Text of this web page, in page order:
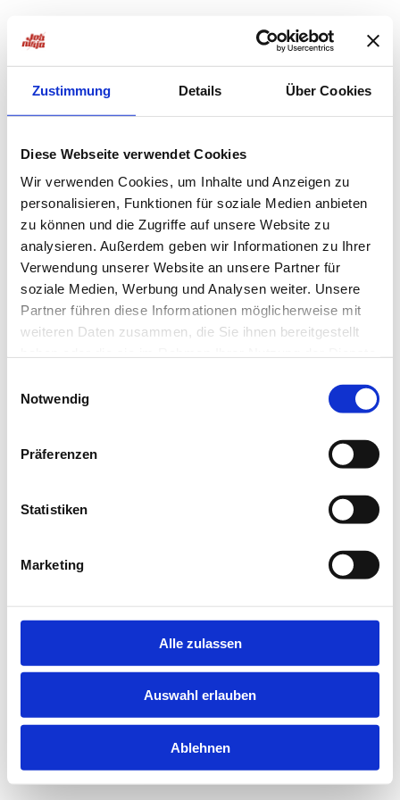
Zustimmung Details Über Cookies
Diese Webseite verwendet Cookies
Wir verwenden Cookies, um Inhalte und Anzeigen zu
personalisieren, Funktionen für soziale Medien anbieten
zu können und die Zugriffe auf unsere Website zu
analysieren. Außerdem geben wir Informationen zu Ihrer
Verwendung unserer Website an unsere Partner für
soziale Medien, Werbung und Analysen weiter. Unsere
Partner führen diese Informationen möglicherweise mit
weiteren Daten zusammen, die Sie ihnen bereitgestellt
Notwendig
Präferenzen
Statistiken
Marketing
Alle zulassen
Auswahl erlauben
Ablehnen
loadingjobninja.com
for more